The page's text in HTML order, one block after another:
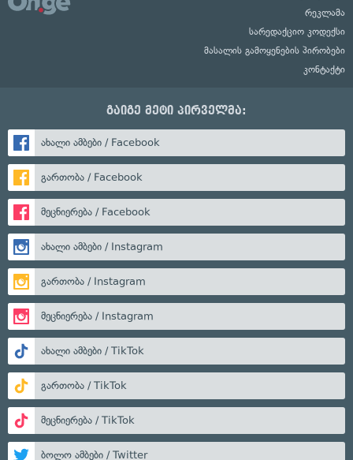
რეკლამა
სარედაქციო კოდექსი
მასალის გამოყენების პირობები
კონტაქტი
გაიგე მეტი პირველმა:
ახალი ამბები / Facebook
გართობა / Facebook
მეცნიერება / Facebook
ახალი ამბები / Instagram
გართობა / Instagram
მეცნიერება / Instagram
ახალი ამბები / TikTok
გართობა / TikTok
მეცნიერება / TikTok
ბოლო ამბები / Twitter